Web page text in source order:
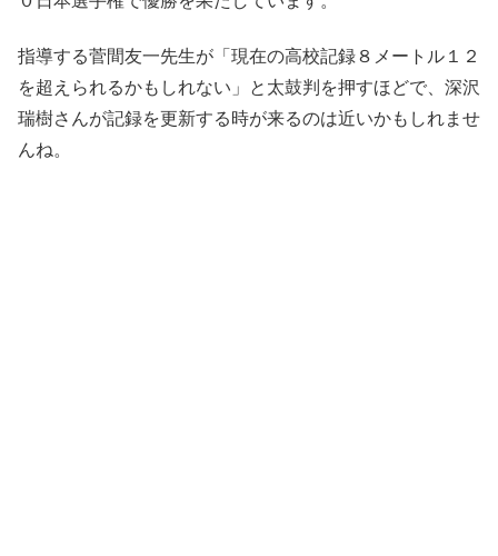
指導する菅間友一先生が「現在の高校記録８メートル１２
を超えられるかもしれない」と太鼓判を押すほどで、深沢
瑞樹さんが記録を更新する時が来るのは近いかもしれませ
んね。